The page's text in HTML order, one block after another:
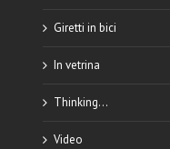
Giretti in bici
In vetrina
Thinking…
Video